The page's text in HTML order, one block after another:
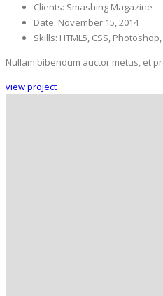
Clients: Smashing Magazine
Date: November 15, 2014
Skills: HTML5, CSS,
Nullam bibendum auctor metus, et
view project